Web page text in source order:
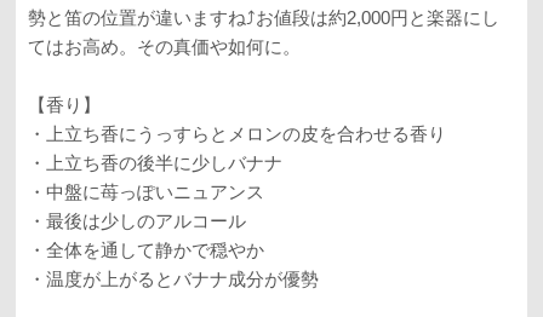
勢と笛の位置が違いますね⤴️お値段は約2,000円と楽器にし
てはお高め。その真価や如何に。
【香り】
・上立ち香にうっすらとメロンの皮を合わせる香り
・上立ち香の後半に少しバナナ
・中盤に苺っぽいニュアンス
・最後は少しのアルコール
・全体を通して静かで穏やか
・温度が上がるとバナナ成分が優勢